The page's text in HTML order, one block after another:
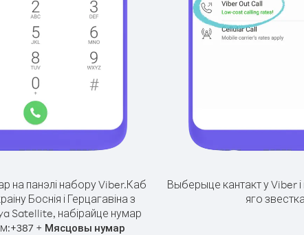
на панэлі набору Viber.Каб
Боснія і Герцагавіна з
Satellite, набірайце нумар
+387+ Мясцовы нумар
Выберыце кантакт у Viber і
яго